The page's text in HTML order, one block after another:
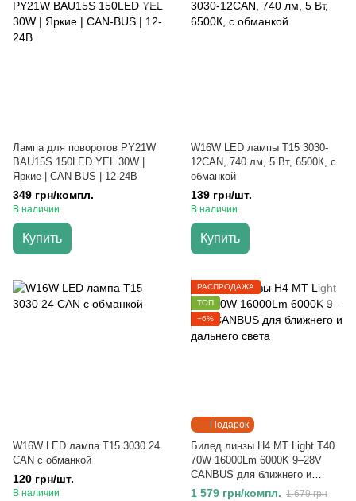
Лампа для поворотов PY21W
BAU15S 150LED YEL 30W |
Яркие | CAN-BUS | 12-24В
349 грн/компл.
В наличии
Купить
W16W LED лампы T15 3030-
12CAN, 740 лм, 5 Вт, 6500К, с
обманкой
139 грн/шт.
В наличии
Купить
W16W LED лампа Т15 3030 24
CAN с обманкой
120 грн/шт.
В наличии
Подарок
РАСПРОДАЖА
ТОП
−6%
Билед линзы H4 MT Light T40
70W 16000Lm 6000K 9–28V
CANBUS для ближнего и
дальнего света
1 579 грн/компл. 1 679 грн